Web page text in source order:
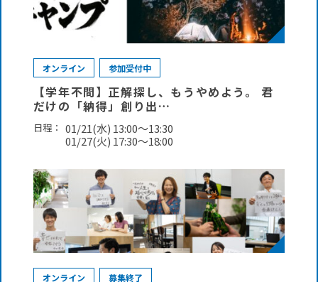
オンライン 参加受付中
【学年不問】正解探し、もうやめよう。 君
だけの「納得」創り出…
日程： 01/21(水) 13:00～13:30
01/27(火) 17:30～18:00
オンライン 募集終了